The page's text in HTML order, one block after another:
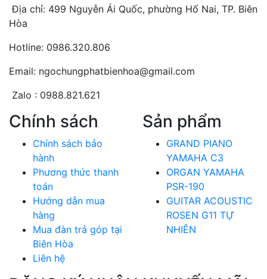
Địa chỉ: 499 Nguyễn Ái Quốc, phường Hố Nai, TP. Biên
Hòa
Hotline: 0986.320.806
Email: ngochungphatbienhoa@gmail.com
Zalo : 0988.821.621
Chính sách
Chính sách bảo
hành
Phương thức thanh
toán
Hướng dẫn mua
hàng
Mua đàn trả góp tại
Biên Hòa
Liên hệ
Sản phẩm
GRAND PIANO
YAMAHA C3
ORGAN YAMAHA
PSR-190
GUITAR ACOUSTIC
ROSEN G11 TỰ
NHIÊN